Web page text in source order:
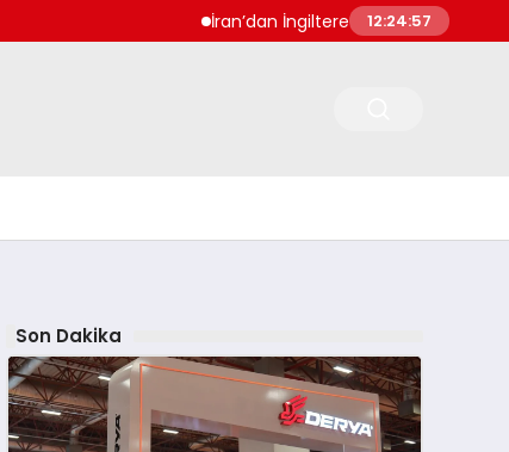
İran’dan İngiltere Ukrayna ve
12:24:57
Son Dakika